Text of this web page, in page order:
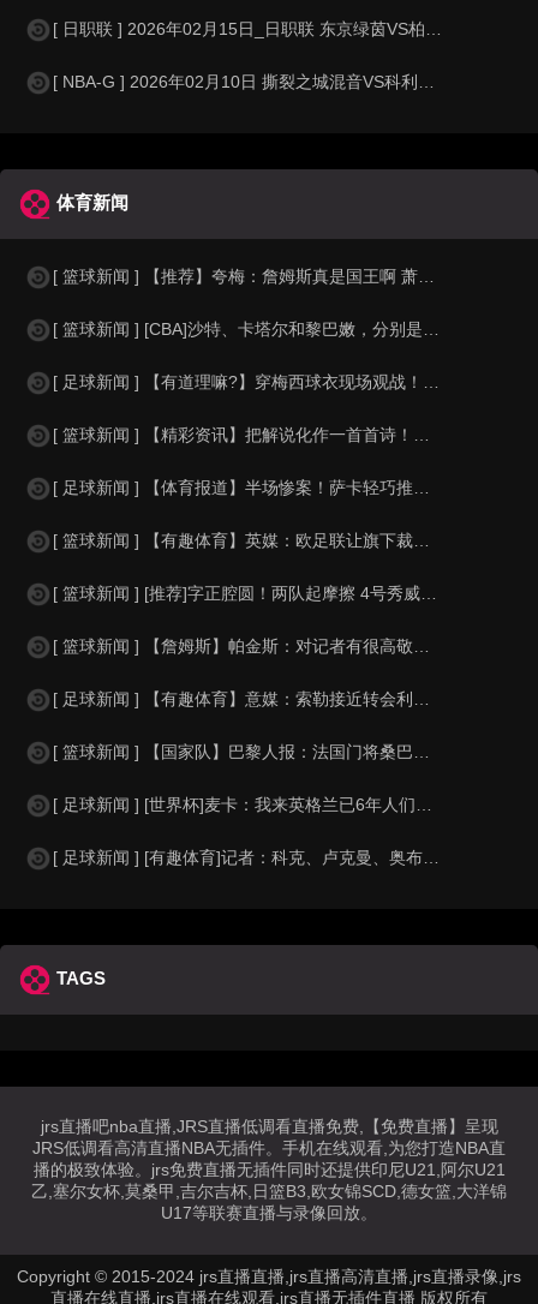
[ 日职联 ] 2026年02月15日_日职联 东京绿茵VS柏太阳神录像_全
[ NBA-G ] 2026年02月10日 撕裂之城混音VS科利奇帕克天鹰 NB
体育新闻
[ 篮球新闻 ] 【推荐】夸梅：詹姆斯真是国王啊 萧华都得听他的 新赛季日程安
[ 篮球新闻 ] [CBA]沙特、卡塔尔和黎巴嫩，分别是什么水平？
[ 足球新闻 ] 【有道理嘛?】穿梅西球衣现场观战！马思纯晒照：终究是人生，不
[ 篮球新闻 ] 【精彩资讯】把解说化作一首首诗！贺炜本届世界杯金句合集
[ 足球新闻 ] 【体育报道】半场惨案！萨卡轻巧推射双响，英格兰4-0领先法国
[ 篮球新闻 ] 【有趣体育】英媒：欧足联让旗下裁判避免像世界杯一样，用VAR
[ 篮球新闻 ] [推荐]字正腔圆！两队起摩擦 4号秀威尔逊大声嘲讽卡卢马:W
[ 篮球新闻 ] 【詹姆斯】帕金斯：对记者有很高敬意 Windhorst绝不是
[ 足球新闻 ] 【有趣体育】意媒：索勒接近转会利兹联，乌迪内斯有意米兰后卫F
[ 篮球新闻 ] 【国家队】巴黎人报：法国门将桑巴小腿受伤，提前结束了训练
[ 足球新闻 ] [世界杯]麦卡：我来英格兰已6年人们对我很好，但和英格兰的比
[ 足球新闻 ] [有趣体育]记者：科克、卢克曼、奥布拉克参加马竞训练，卡尔多
TAGS
jrs直播吧nba直播,JRS直播低调看直播免费,【免费直播】呈现
JRS低调看高清直播NBA无插件。手机在线观看,为您打造NBA直
播的极致体验。jrs免费直播无插件同时还提供印尼U21,阿尔U21
乙,塞尔女杯,莫桑甲,吉尔吉杯,日篮B3,欧女锦SCD,德女篮,大洋锦
U17等联赛直播与录像回放。
Copyright © 2015-2024 jrs直播直播,jrs直播高清直播,jrs直播录像,jrs
直播在线直播,jrs直播在线观看,jrs直播无插件直播 版权所有